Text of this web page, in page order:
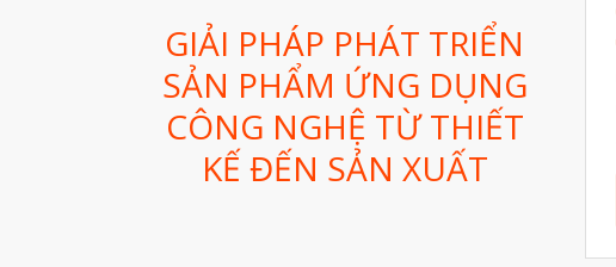
GIẢI PHÁP PHÁT TRIỂN
SẢN PHẨM ỨNG DỤNG
CÔNG NGHỆ TỪ THIẾT
KẾ ĐẾN SẢN XUẤT